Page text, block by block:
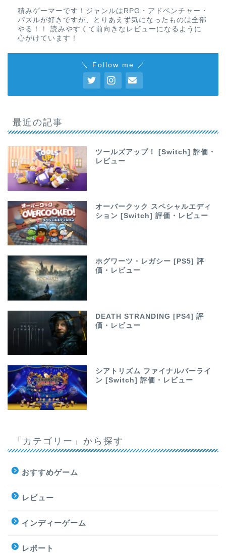
積みゲーマーです！ジャンルはRPG・アドベンチャー・
パズルが好きですが、とりあえず気になったものは全部
やる！！ 読みやすくて前向きなレビューになるように
心がけています！
＼ Follow me ／
最近の記事
ツールズアップ！ [Switch] 評価・
レビュー
オーバークック スペシャルエディ
ション [Switch] 評価・レビュー
ホグワーツ・レガシー [PS5] 評
価・レビュー
DEATH STRANDING [PS4] 評
価・レビュー
シアトリズム ファイナルバーライ
ン [Switch] 評価・レビュー
「カテゴリー」から探す
おすすめゲーム
レビュー
インディーゲーム
レポート